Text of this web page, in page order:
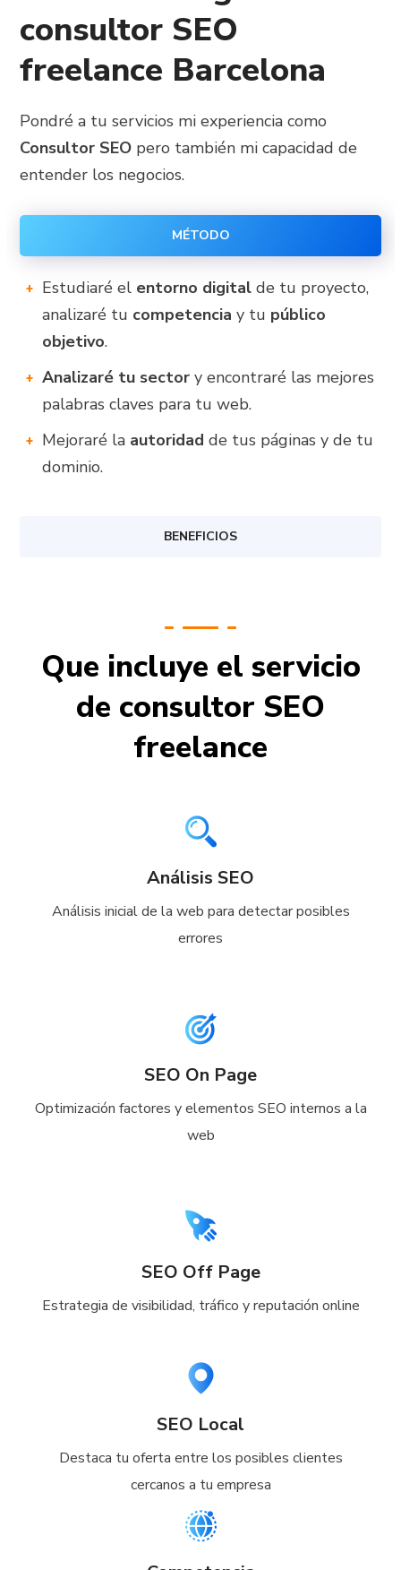
consultor SEO
freelance Barcelona
Pondré a tu servicios mi experiencia como
Consultor SEO pero también mi capacidad de
entender los negocios.
MÉTODO
Estudiaré el entorno digital de tu proyecto,
analizaré tu competencia y tu público
objetivo.
Analizaré tu sector y encontraré las mejores
palabras claves para tu web.
Mejoraré la autoridad de tus páginas y de tu
dominio.
BENEFICIOS
Que incluye el servicio
de consultor SEO
freelance
Análisis SEO
Análisis inicial de la web para detectar posibles
errores
SEO On Page
Optimización factores y elementos SEO internos a la
web
SEO Off Page
Estrategia de visibilidad, tráfico y reputación online
SEO Local
Destaca tu oferta entre los posibles clientes
cercanos a tu empresa